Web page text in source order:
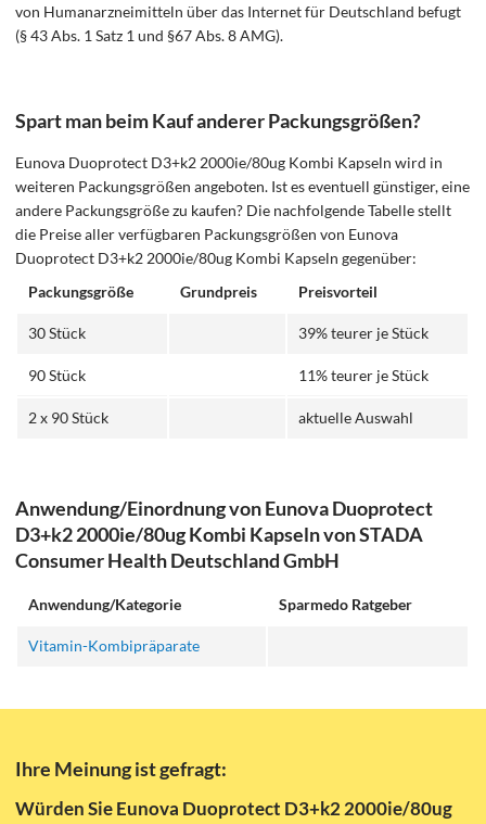
von Humanarzneimitteln über das Internet für Deutschland befugt
(§ 43 Abs. 1 Satz 1 und §67 Abs. 8 AMG).
Spart man beim Kauf anderer Packungsgrößen?
Eunova Duoprotect D3+k2 2000ie/80ug Kombi Kapseln wird in
weiteren Packungsgrößen angeboten. Ist es eventuell günstiger, eine
andere Packungsgröße zu kaufen? Die nachfolgende Tabelle stellt
die Preise aller verfügbaren Packungsgrößen von Eunova
Duoprotect D3+k2 2000ie/80ug Kombi Kapseln gegenüber:
Packungsgröße
Grundpreis Preisvorteil
30 Stück 39% teurer je Stück
90 Stück 11% teurer je Stück
2 x 90 Stück aktuelle Auswahl
Anwendung/Einordnung von Eunova Duoprotect
D3+k2 2000ie/80ug Kombi Kapseln von STADA
Consumer Health Deutschland GmbH
Anwendung/Kategorie Sparmedo Ratgeber
Vitamin-Kombipräparate
Ihre Meinung ist gefragt:
Würden Sie Eunova Duoprotect D3+k2 2000ie/80ug